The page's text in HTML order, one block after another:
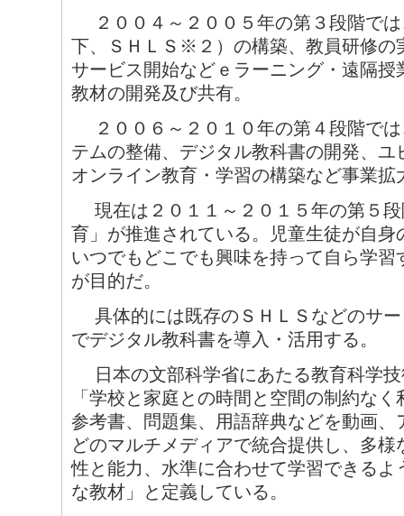
２００４～２００５年の第３段階では
下、ＳＨＬＳ※２）の構築、教員研修の
サービス開始などｅラーニング・遠隔
教材の開発及び共有。
２００６～２０１０年の第４段階では
テムの整備、デジタル教科書の開発、
オンライン教育・学習の構築など事業拡
現在は２０１１～２０１５年の第５段
育」が推進されている。児童生徒が自
いつでもどこでも興味を持って自ら学
が目的だ。
具体的には既存のＳＨＬＳなどのサー
でデジタル教科書を導入・活用する。
日本の文部科学省にあたる教育科学技
「学校と家庭との時間と空間の制約な
参考書、問題集、用語辞典などを動画
どのマルチメディアで統合提供し、多
性と能力、水準に合わせて学習できる
な教材」と定義している。